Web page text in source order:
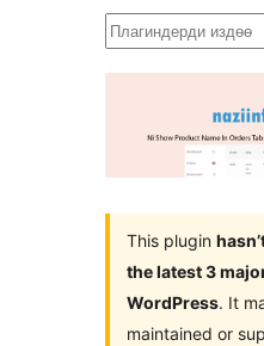
Плагиндерди
This plugin
the latest 3
WordPress. It
maintained or